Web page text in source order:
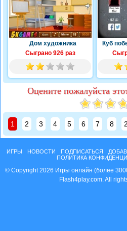
Дом художника
Сыграно 926 раз
Куб
Оцените пожалуйста
1 2 3 4 5 6 7 8
ИГРЫ НОВОСТИ ПОДПИСАТЬСЯ
ПОЛИТИКА
© Copyright 2026 Игры онлайн (более
Flash4play.com. All